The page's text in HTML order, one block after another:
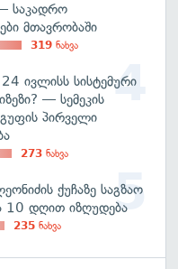
საკადრო
მთავრობაში
319 ნახვა
ივლისს სისტემური
— სემეკის
პირველი
273 ნახვა
ქუჩაზე საგზაო
10 დღით იზღუდება
235 ნახვა